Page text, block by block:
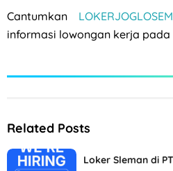
Cantumkan
informasi lowongan kerja
Related Posts
Loker Sleman di